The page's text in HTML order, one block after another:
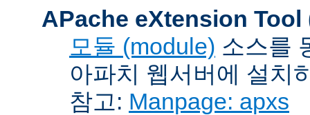
APache eXtension Tool
모듈 (module) 소스를
아파치 웹서버에 설치
참고: Manpage: apxs